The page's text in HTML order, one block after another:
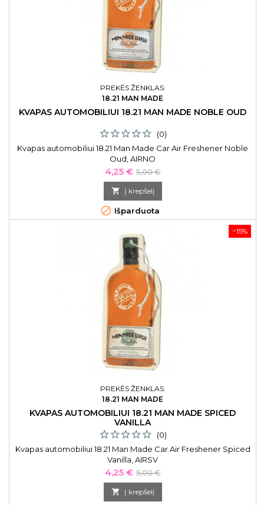
PREKĖS ŽENKLAS:
18.21 MAN MADE
KVAPAS AUTOMOBILIUI 18.21 MAN MADE NOBLE OUD
(0)
Kvapas automobiliui 18.21 Man Made Car Air Freshener Noble
Oud, AIRNO
Kaina
4,25 € Bazinė
kaina
5,00 €
 Į krepšelį
 Išparduota
−15%
PREKĖS ŽENKLAS:
18.21 MAN MADE
KVAPAS AUTOMOBILIUI 18.21 MAN MADE SPICED
VANILLA
(0)
Kvapas automobiliui 18.21 Man Made Car Air Freshener Spiced
Vanilla, AIRSV
Kaina
4,25 € Bazinė
kaina
5,00 €
 Į krepšelį